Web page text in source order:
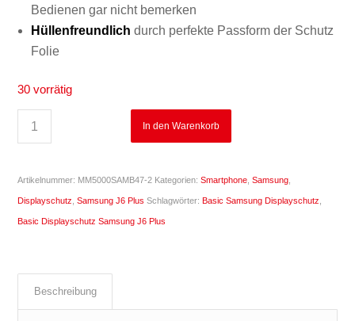
Bedienen gar nicht bemerken
Hüllenfreundlich durch perfekte Passform der Schutz
Folie
30 vorrätig
In den Warenkorb
Artikelnummer: MM5000SAMB47-2 Kategorien:Smartphone ,Samsung
Displayschutz ,Samsung J6 Plus Schlagwörter:Basic Samsung Displayschutz
Basic Displayschutz Samsung J6 Plus
Beschreibung